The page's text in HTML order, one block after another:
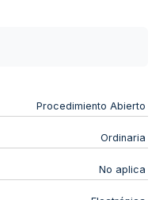
Procedimiento Abierto
Ordinaria
No aplica